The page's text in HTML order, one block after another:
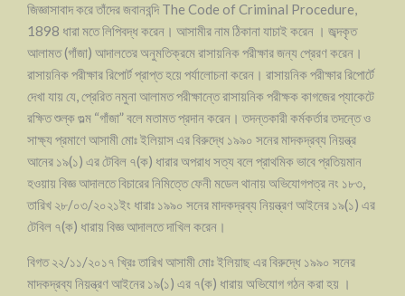
জিজ্ঞাসাবাদ করে তাঁদের জবানবন্দি The Code of Criminal Procedure,
1898 ধারা মতে লিপিবদ্ধ করেন। আসামীর নাম ঠিকানা যাচাই করেন । জব্দকৃত
আলামত (গাঁজা) আদালতের অনুমতিক্রমে রাসায়নিক পরীক্ষার জন্য প্রেরণ করেন।
রাসায়নিক পরীক্ষার রিপোর্ট প্রাপ্ত হয়ে পর্যালোচনা করেন। রাসায়নিক পরীক্ষার রিপোর্টে
দেখা যায় যে, প্রেরিত নমুনা আলামত পরীক্ষান্তে রাসায়নিক পরীক্ষক কাগজের প্যাকেটে
রক্ষিত শুল্ক গুল্ম “গাঁজা” বলে মতামত প্রদান করেন। তদন্তকারী কর্মকর্তার তদন্তে ও
সাক্ষ্য প্রমাণে আসামী মোঃ ইলিয়াস এর বিরুদ্ধে ১৯৯০ সনের মাদকদ্রব্য নিয়ন্ত্র
আনের ১৯(১) এর টেবিল ৭(ক) ধারার অপরাধ সত্য বলে প্রাথমিক ভাবে প্রতিয়মান
হওয়ায় বিজ্ঞ আদালতে বিচারের নিমিত্তে ফেনী মডেল থানায় অভিযোগপত্র নং ১৮৩,
তারিখ ২৮/০৩/২০২১ইং ধারাঃ ১৯৯০ সনের মাদকদ্রব্য নিয়ন্ত্রণ আইনের ১৯(১) এর
টেবিল ৭(ক) ধারায় বিজ্ঞ আদালতে দাখিল করেন।
বিগত ২২/১১/২০১৭ খ্রিঃ তারিখ আসামী মোঃ ইলিয়াছ এর বিরুদ্ধে ১৯৯০ সনের
মাদকদ্রব্য নিয়ন্ত্রণ আইনের ১৯(১) এর ৭(ক) ধারায় অভিযোগ গঠন করা হয় ।